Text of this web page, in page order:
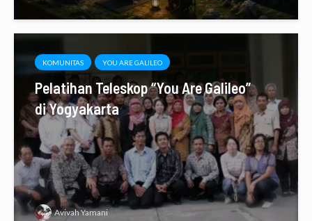
KOMUNITAS YOU ARE GALILEO
Pelatihan Teleskop “You Are Galileo”
di Yogyakarta
Avivah Yamani